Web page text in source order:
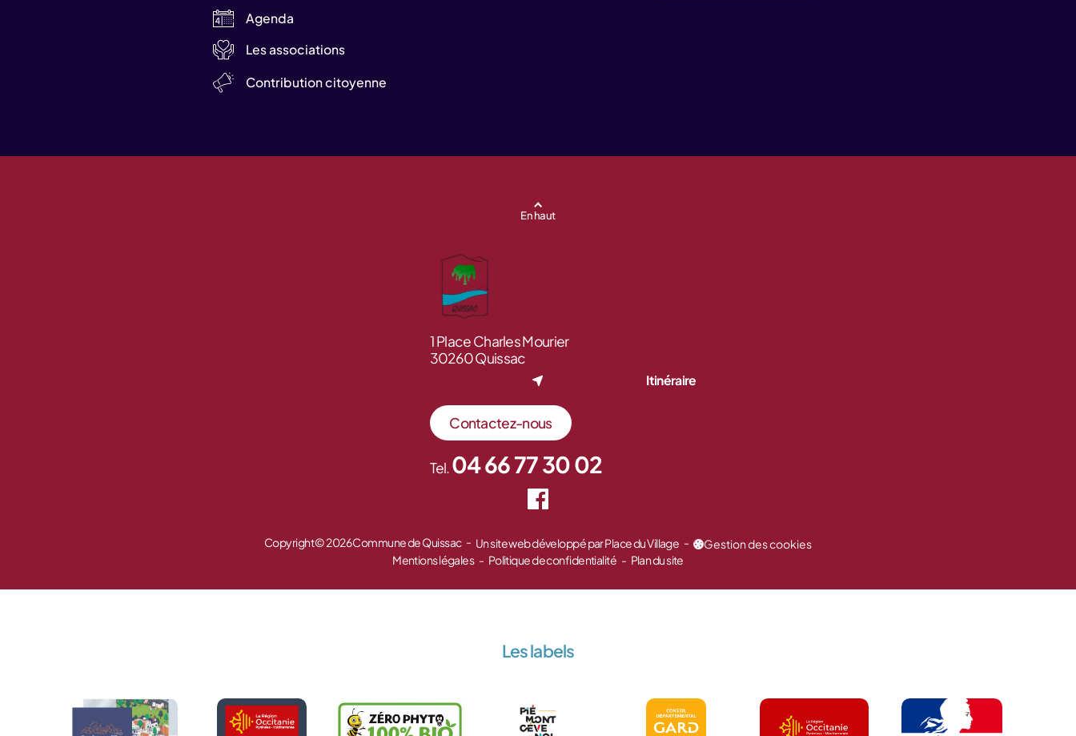
Agenda
Les associations
Contribution citoyenne
En haut
1 Place Charles Mourier
30260 Quissac
Itinéraire
Contactez-nous
Tel.04 66 77 30 02
Copyright © 2026 Commune de Quissac Un site web développé par Place du Village
Gestion des cookies
Mentions légales
Politique de confidentialité Plan du site
Les labels